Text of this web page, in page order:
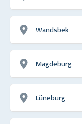
Wandsbek
Magdeburg
Lüneburg